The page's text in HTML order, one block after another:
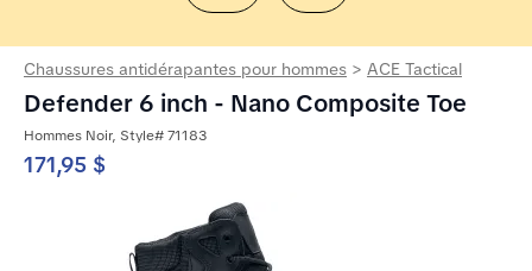
Chaussures antidérapantes pour hommes > ACE Tactical
Defender 6 inch - Nano Composite Toe
Hommes Noir, Style# 71183
171,95 $